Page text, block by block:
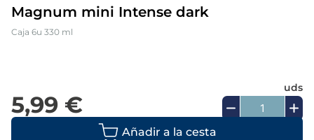
Magnum mini Intense dark
Caja 6u 330 ml
5,99 €
uds
Añadir a la cesta
3. patatas
5. croquetas